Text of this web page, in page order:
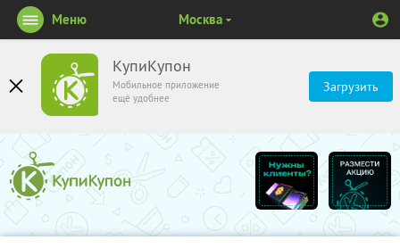
КупиКупон
Мобильное приложение
ещё удобнее
Загрузить
Меню Москва